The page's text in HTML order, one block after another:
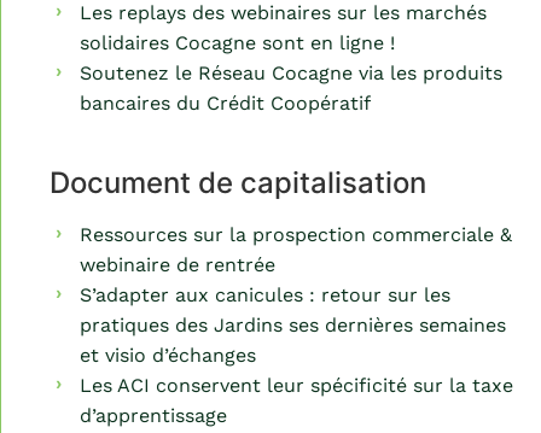
Les replays des webinaires sur les marchés
solidaires Cocagne sont en ligne !
Soutenez le Réseau Cocagne via les produits
bancaires du Crédit Coopératif
Document de capitalisation
Ressources sur la prospection commerciale &
webinaire de rentrée
S’adapter aux canicules : retour sur les
pratiques des Jardins ses dernières semaines
et visio d’échanges
Les ACI conservent leur spécificité sur la taxe
d’apprentissage